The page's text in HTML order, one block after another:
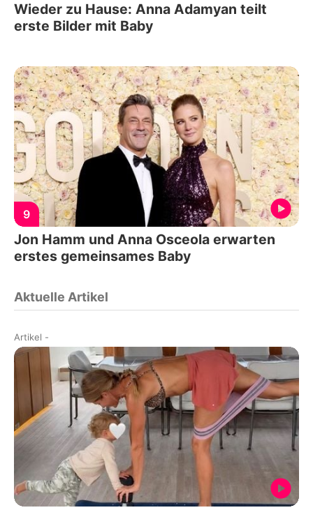
Wieder zu Hause: Anna Adamyan teilt
erste Bilder mit Baby
9
Jon Hamm und Anna Osceola erwarten
erstes gemeinsames Baby
Aktuelle Artikel
Artikel -